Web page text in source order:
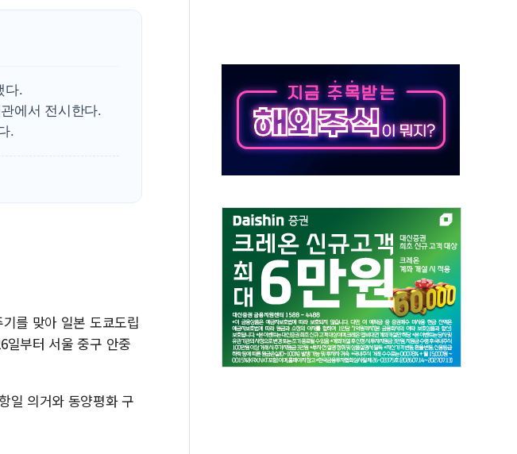
반도체공학회 "R&D직 주 52시간제 개선해야…기술격차 확대 막아야"
카카오, 2026년 임금협약 타결…연봉 6.3% 인상
현대카드, 박재범·실리카겔 등 8~9월 공연 라인업 공개
[르포] 육군, 2031년까지 3개 보급단 '1등급 스마트 물류센터' 전환
다.
에서 전시한다.
.
를 맞아 일본 도쿄도립
부터 서울 중구 안중
일 의거와 동양평화 구